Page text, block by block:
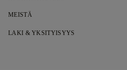
Ota yhteyttä
MEISTÄ
Tarinamme
LAKI & YKSITYISYYS